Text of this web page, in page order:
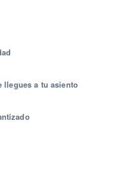
llegues a tu asiento